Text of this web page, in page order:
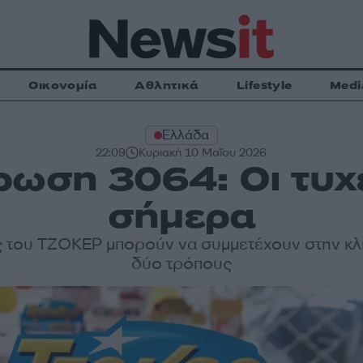
Οικονομία Αθλητικά Lifestyle
Ελλάδα
22:09 Κυριακή 10 Μαΐου 2026
3064: Οι
σήμερα
του ΤΖΟΚΕΡ μπορούν να συμμετέχουν στην
δύο τρόπους